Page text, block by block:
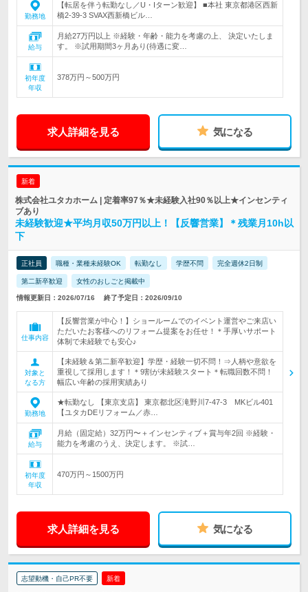
勤務地
【転居を伴う転勤なし／U・Iターン歓迎】 ■本社 東京都港区西新
橋2-39-3 SVAX西新橋ビル…
給与
月給27万円以上 ※経験・年齢・能力を考慮の上、 決定いたしま
す。 ※試用期間3ヶ月あり(待遇に変…
初年度
年収
378万円～500万円
求人詳細を見る 気になる
新着
株式会社ユタカホーム | 定着率97％★未経験入社90％以上★インセンティ
ブあり
未経験歓迎★平均月収50万円以上！【反響営業】＊残業月10h以
下
正社員 職種・業種未経験OK 転勤なし 学歴不問 完全週休2日制
第二新卒歓迎 女性のおしごと掲載中
情報更新日：2026/07/16 終了予定日：2026/09/10
仕事内容
【反響営業が中心！】ショールームでのイベント運営やご来店い
ただいたお客様へのリフォーム提案をお任せ！＊手厚いサポート
体制で未経験でも安心♪
対象と
なる方
【未経験＆第二新卒歓迎】学歴・経験一切不問！⇒人柄や意欲を
重視して採用します！＊9割が未経験スタート＊転職回数不問！
幅広い年齢の採用実績あり
勤務地
★転勤なし 【東京支店】 東京都北区滝野川7-47-3 MKビル401
【ユタカDEリフォーム／赤…
給与
月給（固定給）32万円〜＋インセンティブ＋賞与年2回 ※経験・
能力を考慮のうえ、決定します。 ※試…
初年度
年収
470万円～1500万円
求人詳細を見る 気になる
志望動機・自己PR不要 新着